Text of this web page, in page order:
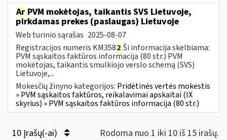
Ar PVM mokėtojas, taikantis SVS Lietuvoje,
pirkdamas prekes (paslaugas) Lietuvoje
Web turinio sąrašas 2025-08-07
Registracijos numeris KM3582 Ši informacija skelbiama:
PVM sąskaitos faktūros informacija (80 str.) PVM
mokėtojas, taikantis smulkiojo verslo schemą (SVS)
Lietuvoje,...
Mokesčių žinyno kategorijos: Pridėtinės vertės mokestis
» PVM sąskaitos faktūros, reikalavimai apskaitai (IX
skyrius) » PVM sąskaitos faktūros informacija (80 str.)
10 Įrašų(-ai) Rodoma nuo 1 iki 10 iš 15 irašų.